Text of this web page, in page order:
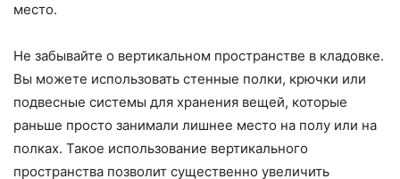
место.
Не забывайте о вертикальном пространстве в кладовке.
Вы можете использовать стенные полки, крючки или
подвесные системы для хранения вещей, которые
раньше просто занимали лишнее место на полу или на
полках. Такое использование вертикального
пространства позволит существенно увеличить